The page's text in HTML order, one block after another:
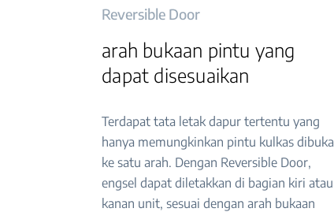
Reversible Door
arah bukaan pintu yang
dapat disesuaikan
Terdapat tata letak dapur tertentu yang
hanya memungkinkan pintu kulkas dibuka
ke satu arah. Dengan Reversible Door,
engsel dapat diletakkan di bagian kiri atau
kanan unit, sesuai dengan arah bukaan